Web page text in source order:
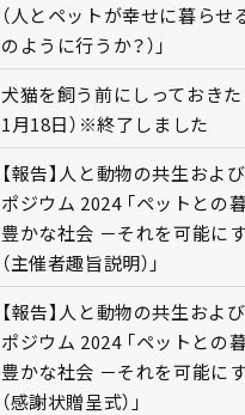
（人とペットが幸せに暮らせ
のように行うか？）」
犬猫を飼う前にしっておきた
1月18日）※終了しました
【報告】人と動物の共生およ
ポジウム 2024 「ペットとの
豊かな社会 －それを可能に
（主催者趣旨説明）」
【報告】人と動物の共生およ
ポジウム 2024 「ペットとの
豊かな社会 －それを可能に
（感謝状贈呈式）」